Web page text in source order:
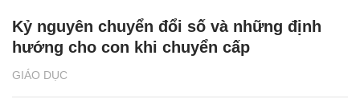
GIÁO DỤC
Kỷ nguyên chuyển đổi số và những định
hướng cho con khi chuyển cấp